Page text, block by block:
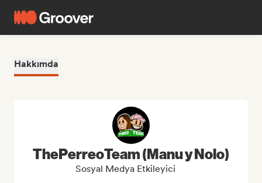
Hakkımda
ThePerreoTeam (Manu y Nolo)
Sosyal Medya Etkileyici